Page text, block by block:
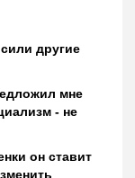
другие
мне
- не
он ставит